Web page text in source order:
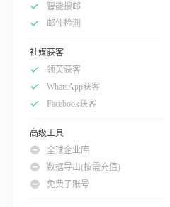
智能搜邮
邮件检测
社媒获客
领英获客
WhatsApp获客
Facebook获客
高级工具
全球企业库
数据导出(按需充值)
免费子账号